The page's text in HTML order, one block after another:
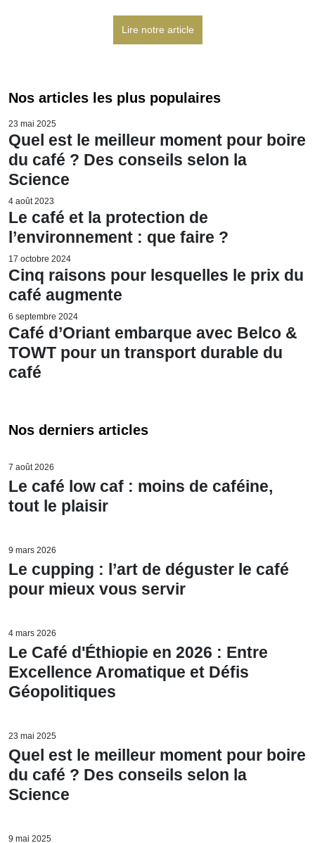
Lire notre article
Nos articles les plus populaires
23 mai 2025
Quel est le meilleur moment pour boire
du café ? Des conseils selon la
Science
4 août 2023
Le café et la protection de
l’environnement : que faire ?
17 octobre 2024
Cinq raisons pour lesquelles le prix du
café augmente
6 septembre 2024
Café d’Oriant embarque avec Belco &
TOWT pour un transport durable du
café
Nos derniers articles
7 août 2026
Le café low caf : moins de caféine,
tout le plaisir
9 mars 2026
Le cupping : l’art de déguster le café
pour mieux vous servir
4 mars 2026
Le Café d'Éthiopie en 2026 : Entre
Excellence Aromatique et Défis
Géopolitiques
23 mai 2025
Quel est le meilleur moment pour boire
du café ? Des conseils selon la
Science
9 mai 2025